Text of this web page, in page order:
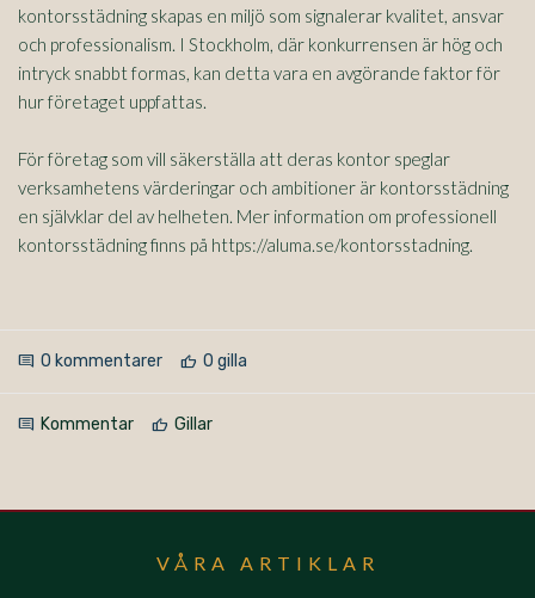
kontorsstädning skapas en miljö som signalerar kvalitet, ansvar
och professionalism. I Stockholm, där konkurrensen är hög och
intryck snabbt formas, kan detta vara en avgörande faktor för
hur företaget uppfattas.
För företag som vill säkerställa att deras kontor speglar
verksamhetens värderingar och ambitioner är kontorsstädning
en självklar del av helheten. Mer information om professionell
kontorsstädning finns på https://aluma.se/kontorsstadning.
comment 0 kommentarer thumb_up 0 gilla
comment Kommentar thumb_up Gillar
VÅRA ARTIKLAR